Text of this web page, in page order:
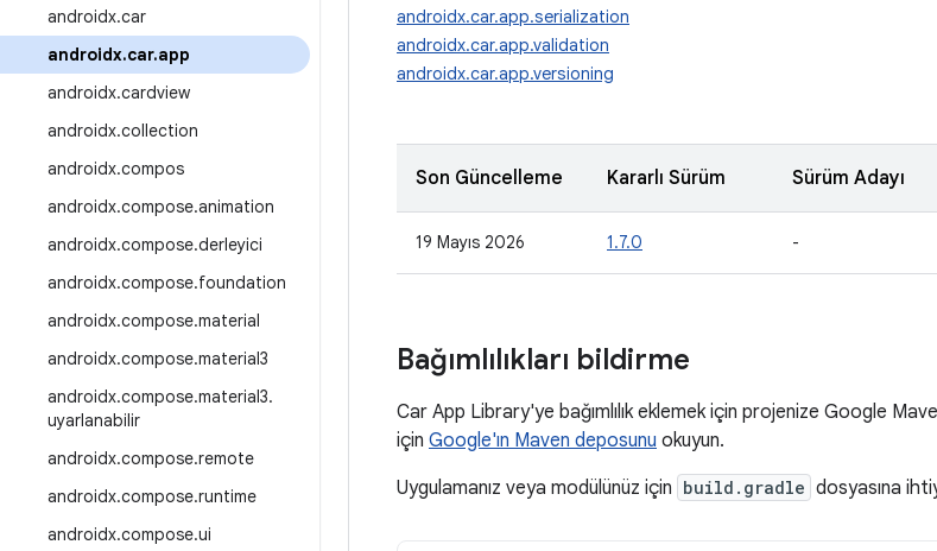
androidx.car
androidx.car.app
androidx.cardview
androidx.collection
androidx.compos
androidx.compose.animation
androidx.compose.derleyici
androidx.compose.foundation
androidx.compose.material
androidx.compose.material3
androidx.compose.material3.
uyarlanabilir
androidx.compose.remote
androidx.compose.runtime
androidx.compose.ui
androidx.car.app.serialization
androidx.car.app.validation
androidx.car.app.versioning
Son Güncelleme Kararlı Sürüm Sürüm Adayı
19 Mayıs 2026 1.7.0 -
Bağımlılıkları bildirme
Car App Library'ye bağımlılık eklemek için projenize Google
için Google'ın Maven deposunu okuyun.
Uygulamanız veya modülünüz için build.gradle dosyasına